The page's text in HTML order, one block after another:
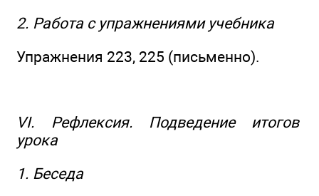
2. Работа с упражнениями учебника
Упражнения 223, 225 (письменно).
VI. Рефлексия. Подведение итогов
урока
1. Беседа